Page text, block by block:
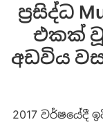
ප්‍රසිද්ධ
එකක් වූ
අඩවිය
2017 වර්ෂයේදී